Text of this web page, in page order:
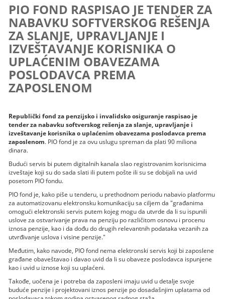
PIO FOND RASPISAO JE TENDER ZA
NABAVKU SOFTVERSKOG REŠENJA
ZA SLANJE, UPRAVLJANJE I
IZVEŠTAVANJE KORISNIKA O
UPLAĆENIM OBAVEZAMA
POSLODAVCA PREMA
ZAPOSLENOM
Republički fond za penzijsko i invalidsko osiguranje raspisao je
tender za nabavku softverskog rešenja za slanje, upravljanje i
izveštavanje korisnika o uplaćenim obavezama poslodavca prema
zaposlenom. PIO fond je za ovu uslugu spreman da plati 90 miliona
dinara.
Budući servis bi putem digitalnih kanala slao registrovanim korisnicima
izveštaje koji su do sada slati ili putem pošte ili su se dobijali na uvid
posetom PIO fondu.
PIO fond je, kako piše u tenderu, u prethodnom periodu nabavio platformu
za automatizovanu elektronsku komunikaciju sa ciljem da "građanima
omogući elektronski servis putem kojeg mogu da utvrde da li su ispunili
uslove za ostvarivanje prava na penziju po različitom osnovu i procenu
iznosa penzije, kao i da dođu do drugih relevantnih podataka vezanih za
utvrđivanje uslova i visine penzije."
Međutim, kako navode, PIO fond nema elektronski servis koji bi zaposlene
građane obaveštavao i davao uvid da li su obaveze poslodavca ispunjene
kao i uvid u iznose koji su uplaćeni.
Takođe, uočena je i potreba da zaposleni imaju uvid u detalje svoje
buduće penzije i projektovani iznos penzije po dosadašnjim uplatama od